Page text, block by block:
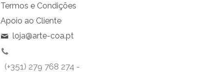
Termos e Condições
Apoio ao Cliente
loja@arte-coa.pt
(+351) 279 768 274 -